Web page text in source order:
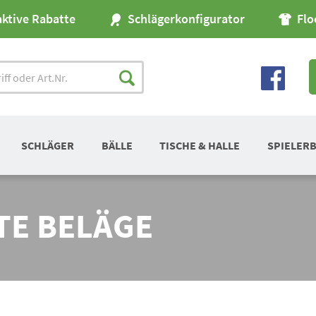
Rabatte Schlägerkonfigurator
SCHLÄGER BÄLLE TISCHE & HALLE
BELÄGE